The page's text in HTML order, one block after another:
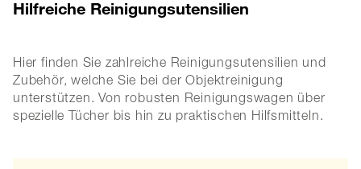
Hilfreiche Reinigungsutensilien
Hier finden Sie zahlreiche Reinigungsutensilien und
Zubehör, welche Sie bei der Objektreinigung
unterstützen. Von robusten Reinigungswagen über
spezielle Tücher bis hin zu praktischen Hilfsmitteln.